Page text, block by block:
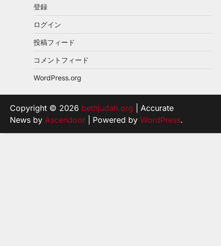
登録
ログイン
投稿フィード
コメントフィード
WordPress.org
Copyright © 2026 bethjudah.org | Accurate
News by Ascendoor | Powered by WordPress.